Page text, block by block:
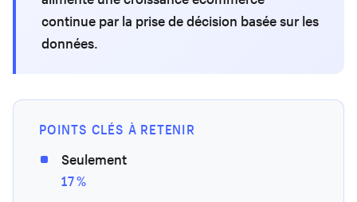
continue par la prise de décision basée sur les
données.
POINTS CLÉS À RETENIR
Seulement
17 %